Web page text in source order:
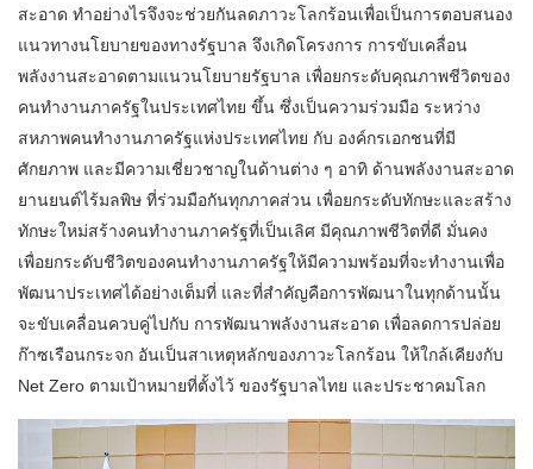
สะอาด ทำอย่างไรจึงจะช่วยกันลดภาวะโลกร้อนเพื่อเป็นการตอบสนอง
แนวทางนโยบายของทางรัฐบาล จึงเกิดโครงการ การขับเคลื่อน
พลังงานสะอาดตามแนวนโยบายรัฐบาล เพื่อยกระดับคุณภาพชีวิตของ
คนทำงานภาครัฐในประเทศไทย ขึ้น ซึ่งเป็นความร่วมมือ ระหว่าง
สหภาพคนทำงานภาครัฐแห่งประเทศไทย กับ องค์กรเอกชนที่มี
ศักยภาพ และมีความเชี่ยวชาญในด้านต่าง ๆ อาทิ ด้านพลังงานสะอาด
ยานยนต์ไร้มลพิษ ที่ร่วมมือกันทุกภาคส่วน เพื่อยกระดับทักษะและสร้าง
ทักษะใหม่สร้างคนทำงานภาครัฐที่เป็นเลิศ มีคุณภาพชีวิตที่ดี มั่นคง
เพื่อยกระดับชีวิตของคนทำงานภาครัฐให้มีความพร้อมที่จะทำงานเพื่อ
พัฒนาประเทศได้อย่างเต็มที่ และที่สำคัญคือการพัฒนาในทุกด้านนั้น
จะขับเคลื่อนควบคู่ไปกับ การพัฒนาพลังงานสะอาด เพื่อลดการปล่อย
ก๊าซเรือนกระจก อันเป็นสาเหตุหลักของภาวะโลกร้อน ให้ใกล้เคียงกับ
Net Zero ตามเป้าหมายที่ตั้งไว้ ของรัฐบาลไทย และประชาคมโลก